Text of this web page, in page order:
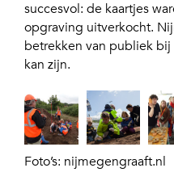
succesvol: de kaartjes
opgraving uitverkocht.
betrekken van publiek
kan zijn.
Foto’s: nijmegengraaft.nl